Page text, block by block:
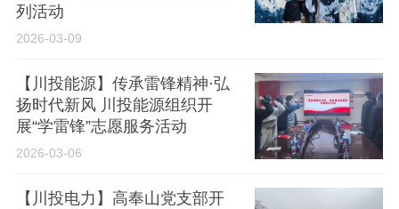
列活动
2026-03-09
【川投能源】传承雷锋精神·弘
扬时代新风 川投能源组织开
展“学雷锋”志愿服务活动
2026-03-06
【川投电力】高奉山党支部开